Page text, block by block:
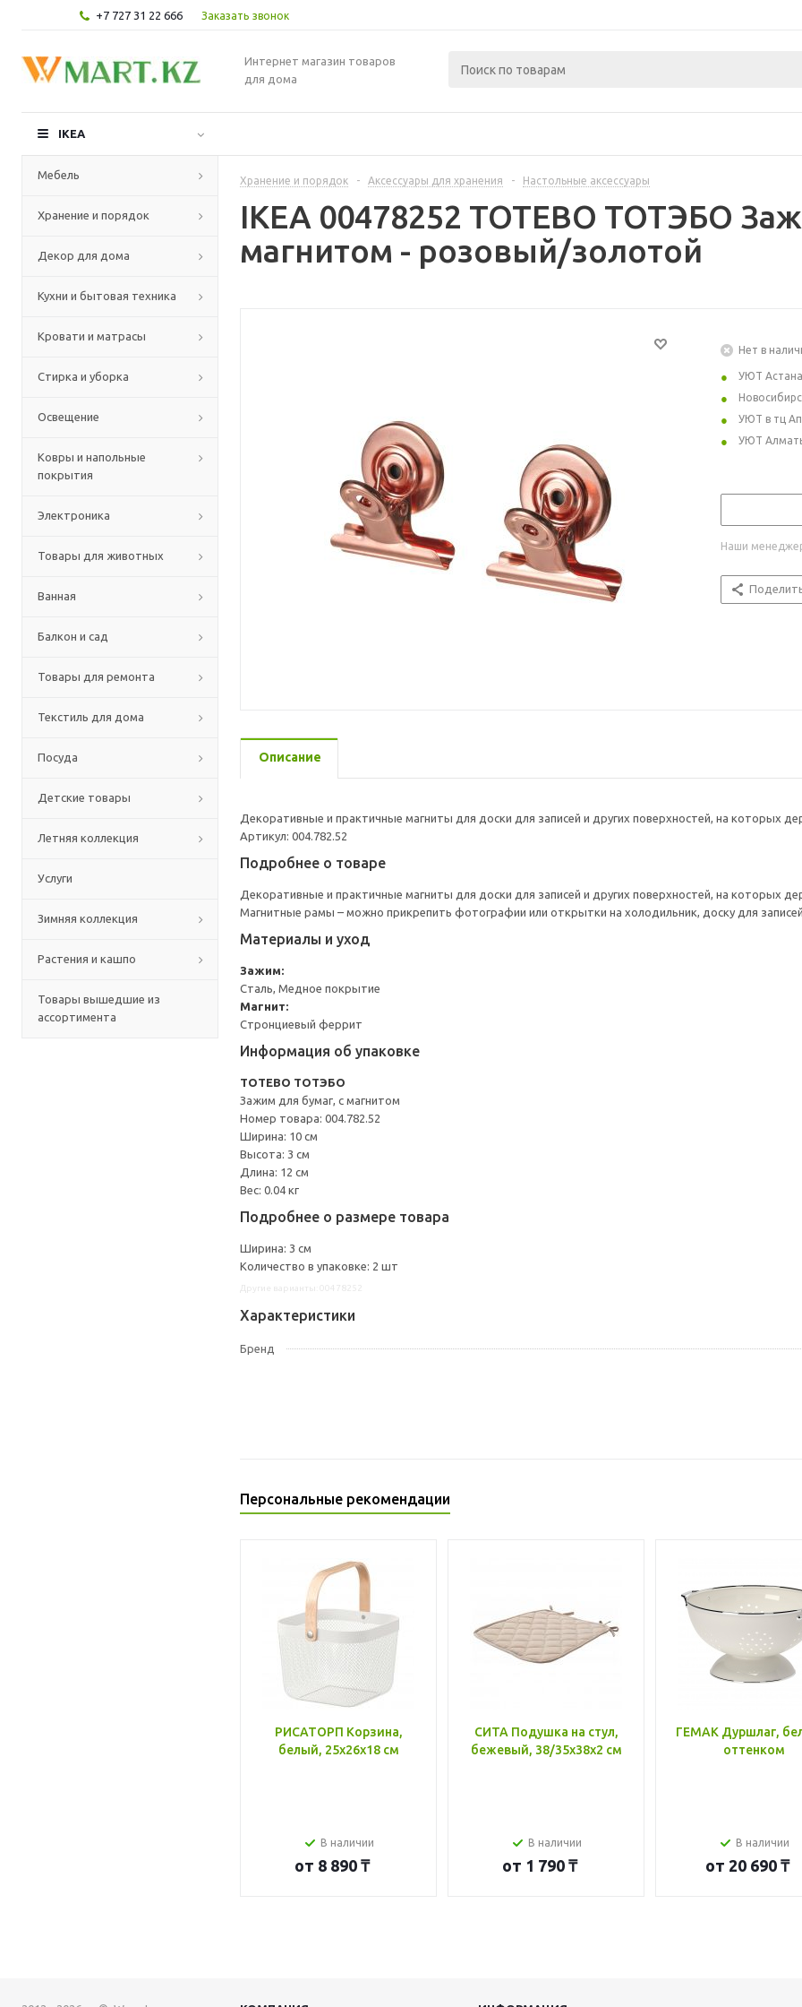
+7 727 31 22 666 Заказать звонок
Интернет магазин товаров
для дома
IKEA
Мебель
Хранение и порядок
Декор для дома
Кухни и бытовая техника
Кровати и матрасы
Стирка и уборка
Освещение
Ковры и напольные
покрытия
Электроника
Товары для животных
Ванная
Балкон и сад
Товары для ремонта
Текстиль для дома
Посуда
Детские товары
Летняя коллекция
Услуги
Зимняя коллекция
Растения и кашпо
Товары вышедшие из
ассортимента
Хранение и порядок - Аксессуары для хранения - Настольные аксессуары
IKEA 00478252 TOTEBO ТОТЭБО
магнитом - розовый/золотой
Нет в
УЮТ Астана
УЮТ в тц
УЮТ
Наши
Описание
Декоративные и практичные магниты для доски для записей и других поверхностей, на которых
Артикул: 004.782.52
Подробнее о товаре
Декоративные и практичные магниты для доски для записей и других поверхностей, на которых
Магнитные рамы – можно прикрепить фотографии или открытки на холодильник, доску для
Материалы и уход
Зажим:
Сталь, Медное покрытие
Магнит:
Стронциевый феррит
Информация об упаковке
TOTEBO ТОТЭБО
Зажим для бумаг, с магнитом
Номер товара: 004.782.52
Ширина: 10 см
Высота: 3 см
Длина: 12 см
Вес: 0.04 кг
Подробнее о размере товара
Ширина: 3 см
Количество в упаковке: 2 шт
Характеристики
Бренд
Персональные рекомендации
РИСАТОРП Корзина,
белый, 25x26x18 см
В наличии
от 8 890 ₸
СИТА Подушка на стул,
бежевый, 38/35x38x2 см
В наличии
от 1 790 ₸
ГЕМАК Дуршлаг,
оттенком
В наличии
от 20 690 ₸